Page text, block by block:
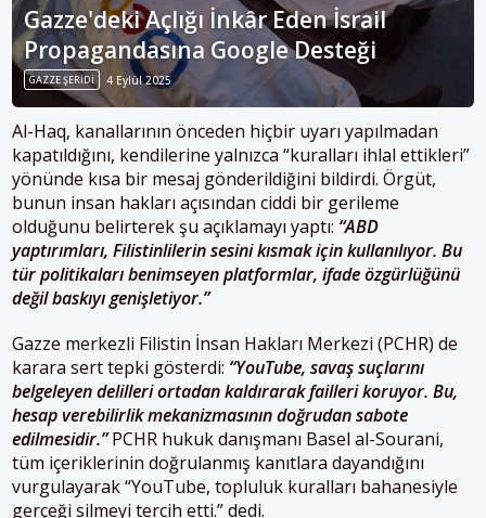
Gazze'deki Açlığı İnkâr Eden İsrail
Propagandasına Google Desteği
GAZZE ŞERIDI 4 Eylül 2025
Al-Haq, kanallarının önceden hiçbir uyarı yapılmadan
kapatıldığını, kendilerine yalnızca “kuralları ihlal ettikleri”
yönünde kısa bir mesaj gönderildiğini bildirdi. Örgüt,
bunun insan hakları açısından ciddi bir gerileme
olduğunu belirterek şu açıklamayı yaptı: “ABD
yaptırımları, Filistinlilerin sesini kısmak için kullanılıyor. Bu
tür politikaları benimseyen platformlar, ifade özgürlüğünü
değil baskıyı genişletiyor.”
Gazze merkezli Filistin İnsan Hakları Merkezi (PCHR) de
karara sert tepki gösterdi: “YouTube, savaş suçlarını
belgeleyen delilleri ortadan kaldırarak failleri koruyor. Bu,
hesap verebilirlik mekanizmasının doğrudan sabote
edilmesidir.”PCHR hukuk danışmanı Basel al-Sourani,
tüm içeriklerinin doğrulanmış kanıtlara dayandığını
vurgulayarak “YouTube, topluluk kuralları bahanesiyle
gerçeği silmeyi tercih etti.” dedi.